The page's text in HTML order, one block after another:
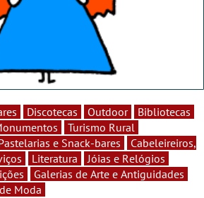
Discotecas Outdoor
Bibliotecas
Turismo Rural
e Snack-bares
Cabeleireiros,
Literatura
Jóias e Relógios
Galerias de Arte e Antiguidades
Moda